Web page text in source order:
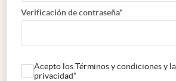
Verificación de contraseña*
Acepto los Términos y condiciones y
privacidad*